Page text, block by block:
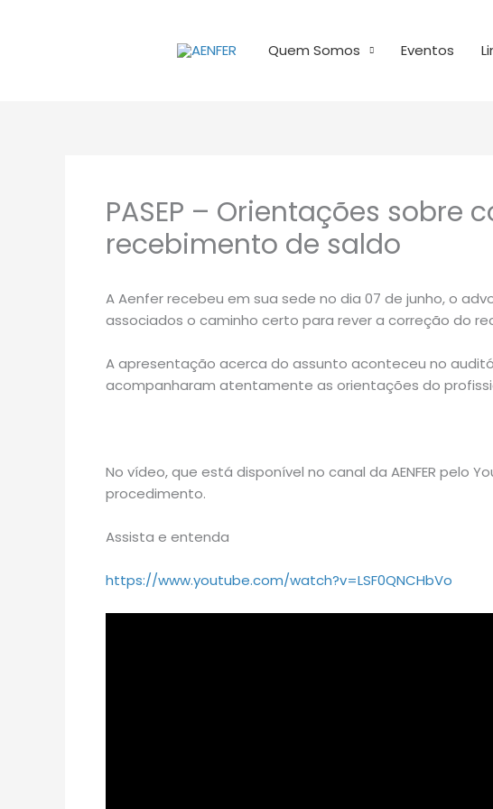
Quem Somos Eventos
PASEP – Orientações sobre
recebimento de saldo
A Aenfer recebeu em sua sede no dia 07 de junho, o
associados o caminho certo para rever a correção do
A apresentação acerca do assunto aconteceu no
acompanharam atentamente as orientações do
No vídeo, que está disponível no canal da AENFER pelo
procedimento.
Assista e entenda
https://www.youtube.com/watch?v=LSF0QNCHbVo